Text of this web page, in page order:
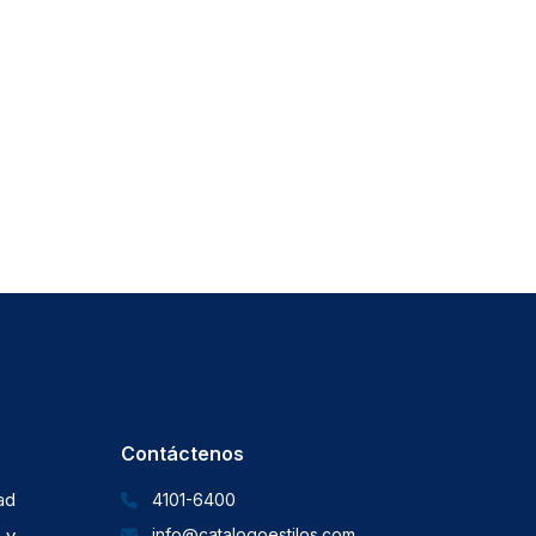
Contáctenos
4101-6400